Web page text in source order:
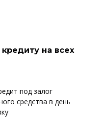
на всех
под залог
средства в день